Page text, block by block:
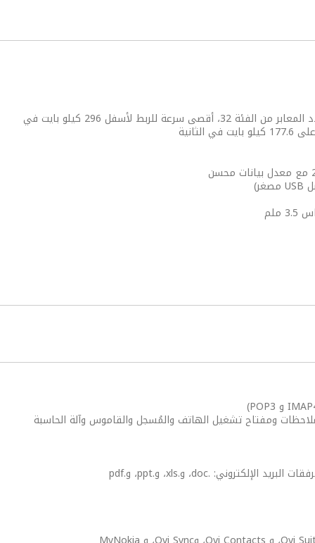
GPRS/EDGE الفئة B، متعدد المعابر من الفئة 32، أقصى سرعة للربط لأسفل 296 كيلو بايت في
ومفتاح تشغيل الهاتف والمُسجل والقاموس وآلة الحاسبة